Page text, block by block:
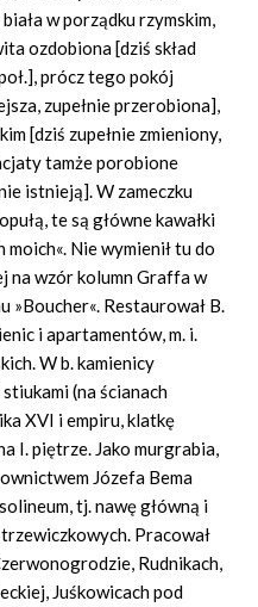
w porządku rzymskim,
ozdobiona [dziś skład
prócz tego pokój
zupełnie przerobiona],
[dziś zupełnie zmieniony,
tamże porobione
istnieją]. W zameczku
te są główne kawałki
Nie wymienił tu do
na wzór kolumn Graffa w
»Boucher«. Restaurował B.
i apartamentów, m. i.
W b. kamienicy
(na ścianach
XVI i empiru, klatkę
I. piętrze. Jako murgrabia,
Józefa Bema
tj. nawę główną i
Pracował
Rudnikach,
Juśkowicach pod